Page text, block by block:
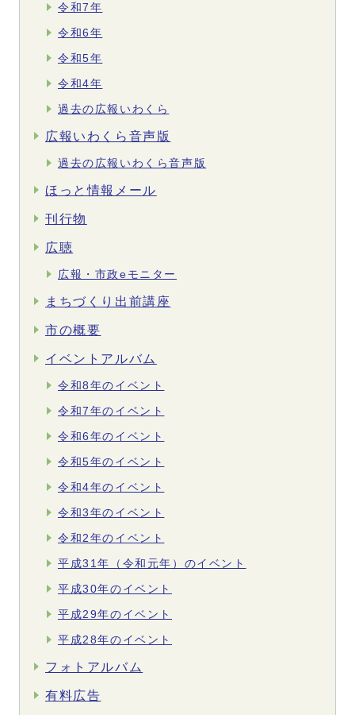
令和7年
令和6年
令和5年
令和4年
過去の広報いわくら
広報いわくら音声版
過去の広報いわくら音声版
ほっと情報メール
刊行物
広聴
広報・市政eモニター
まちづくり出前講座
市の概要
イベントアルバム
令和8年のイベント
令和7年のイベント
令和6年のイベント
令和5年のイベント
令和4年のイベント
令和3年のイベント
令和2年のイベント
平成31年（令和元年）のイベント
平成30年のイベント
平成29年のイベント
平成28年のイベント
フォトアルバム
有料広告